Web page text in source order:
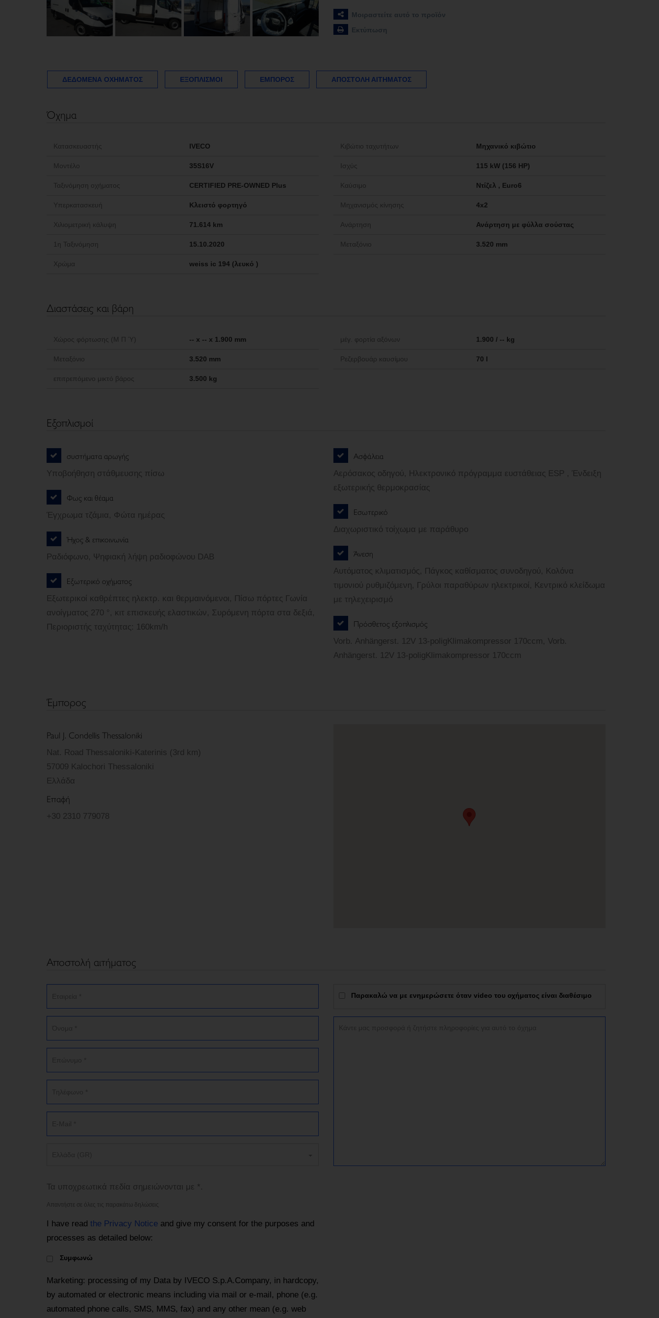
Μοιραστείτε αυτό το προϊόν
Εκτύπωση
ΔΕΔΟΜΈΝΑ ΟΧΉΜΑΤΟΣ ΕΞΟΠΛΙΣΜΟΊ ΈΜΠΟΡΟΣ ΑΠΟΣΤΟΛΉ ΑΙΤΉΜΑΤΟΣ
Όχημα
Κατασκευαστής IVECO
Μοντέλο 35S16V
Ταξινόμηση οχήματος CERTIFIED PRE-OWNED Plus
Υπερκατασκευή Κλειστό φορτηγό
Χιλιομετρική κάλυψη 71.614 km
1η Ταξινόμηση 15.10.2020
Χρώμα weiss ic 194 (λευκό )
Κιβώτιο ταχυτήτων Μηχανικό κιβώτιο
Ισχύς 115 kW (156 HP)
Καύσιμο Ντίζελ , Euro6
Μηχανισμός κίνησης 4x2
Ανάρτηση Ανάρτηση με φύλλα σούστας
Μεταξόνιο 3.520 mm
Διαστάσεις και βάρη
Χώρος φόρτωσης (Μ Π Ύ) -- x -- x 1.900 mm
Μεταξόνιο 3.520 mm
επιτρεπόμενο μικτό βάρος 3.500 kg
μέγ. φορτία αξόνων 1.900 / -- kg
Ρεζερβουάρ καυσίμου 70 l
Εξοπλισμοί
συστήματα αρωγής
Υποβοήθηση στάθμευσης πίσω
Φως και θέαμα
Έγχρωμα τζάμια, Φώτα ημέρας
Ήχος & επικοινωνία
Ραδιόφωνο, Ψηφιακή λήψη ραδιοφώνου DAB
Εξωτερικό οχήματος
Εξωτερικοί καθρέπτες ηλεκτρ. και θερμαινόμενοι, Πίσω πόρτες Γωνία
ανοίγματος 270 °, κιτ επισκευής ελαστικών, Συρόμενη πόρτα στα δεξιά,
Περιοριστής ταχύτητας: 160km/h
Ασφάλεια
Αερόσακος οδηγού, Ηλεκτρονικό πρόγραμμα ευστάθειας ESP , Ένδειξη
εξωτερικής θερμοκρασίας
Εσωτερικό
Διαχωριστικό τοίχωμα με παράθυρο
Άνεση
Αυτόματος κλιματισμός, Πάγκος καθίσματος συνοδηγού, Κολόνα
τιμονιού ρυθμιζόμενη, Γρύλοι παραθύρων ηλεκτρικοί, Κεντρικό κλείδωμα
με τηλεχειρισμό
Πρόσθετος εξοπλισμός
Vorb. Anhängerst. 12V 13-poligKlimakompressor 170ccm, Vorb.
Anhängerst. 12V 13-poligKlimakompressor 170ccm
Έμπορος
Paul J. Condellis Thessaloniki
Nat. Road Thessaloniki-Katerinis (3rd km)
57009 Kalochori Thessaloniki
Ελλάδα
Επαφή
+30 2310 779078
Αποστολή αιτήματος
Τα υποχρεωτικά πεδία σημειώνονται με *.
Παρακαλώ να με ενημερώσετε όταν video του οχήματος είναι διαθέσιμο
Απαντήστε σε όλες τις παρακάτω δηλώσεις
I have read the Privacy Noticeand give my consent for the purposes and
processes as detailed below:
Συμφωνώ
Marketing: processing of my Data by IVECO S.p.A.Company, in hardcopy,
by automated or electronic means including via mail or e-mail, phone (e.g.
automated phone calls, SMS, MMS, fax) and any other mean (e.g. web